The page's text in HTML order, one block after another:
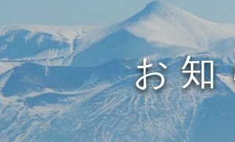
お知